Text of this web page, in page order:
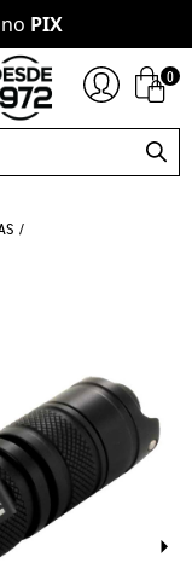
PIX
0